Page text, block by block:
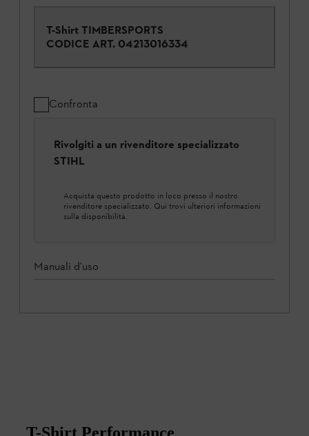
T-Shirt TIMBERSPORTS
CODICE ART. 04213016334
Confronta
Rivolgiti a un rivenditore specializzato
STIHL
Acquista questo prodotto in loco presso il nostro
rivenditore specializzato. Qui trovi ulteriori informazioni
sulla disponibilità.
Manuali d'uso
T-Shirt Performance